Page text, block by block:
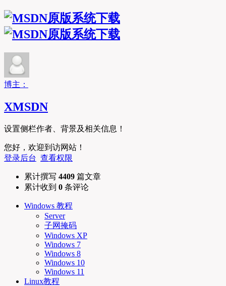
MSDN原版系统下
博主：
XMSDN
设置侧栏作者、背景及相关信息！
您好，欢迎到访网站！
登录后台 查看权限
累计撰写 4409 篇文章
累计收到 0 条评论
Windows 教程
Server
子网掩码
Windows XP
Windows 7
Windows 8
Windows 10
Windows 11
Linux教程